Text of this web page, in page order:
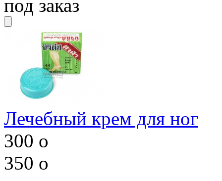
под заказ
Лечебный крем для ног
300 o
350 o